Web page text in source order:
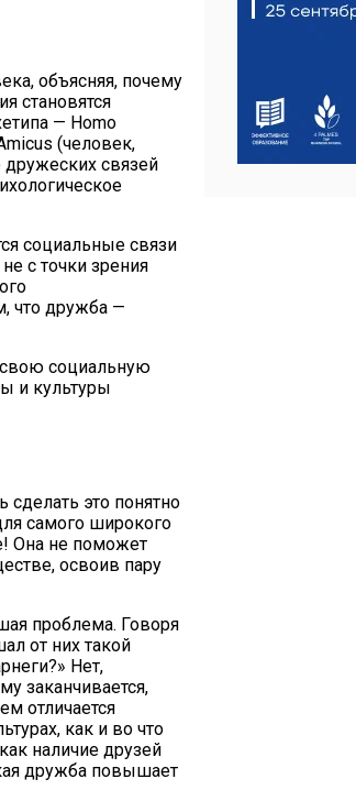
объясняя, почему
становятся
— Homo
(человек,
связей
социальные связи
с точки зрения
что дружба —
социальную
и культуры
сделать это понятно
самого широкого
Она не поможет
освоив пару
проблема. Говоря
от них такой
Нет,
заканчивается,
отличается
как и во что
наличие друзей
дружба повышает